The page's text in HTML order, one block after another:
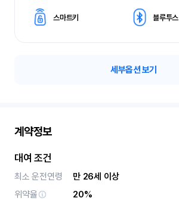
스마트키 블루투스
세부옵션 보기
계약정보
대여 조건
최소 운전연령
만 26세 이상
위약율
20%